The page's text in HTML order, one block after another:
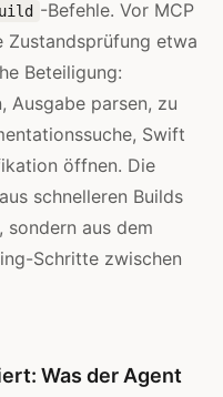
-Befehle. Vor MCP
etwa
Beteiligung:
Ausgabe parsen, zu
Swift
öffnen. Die
schnelleren Builds
aus dem
Schritte zwischen
Was der Agent